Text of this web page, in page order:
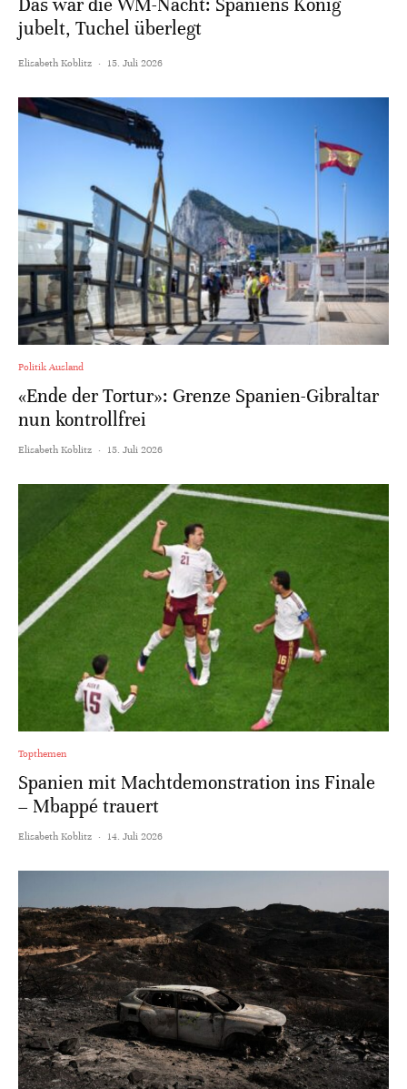
Das war die WM-Nacht: Spaniens König
jubelt, Tuchel überlegt
Elisabeth Koblitz · 15. Juli 2026
Politik Ausland
«Ende der Tortur»: Grenze Spanien-Gibraltar
nun kontrollfrei
Elisabeth Koblitz · 15. Juli 2026
Topthemen
Spanien mit Machtdemonstration ins Finale
– Mbappé trauert
Elisabeth Koblitz · 14. Juli 2026